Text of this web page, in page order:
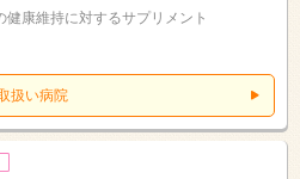
健康維持に対するサプリメント
扱い病院